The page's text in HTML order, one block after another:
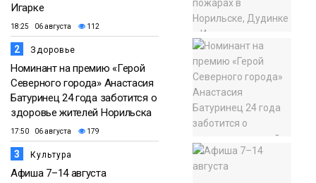
Игарке
18:25 06 августа 112
2 Здоровье
Номинант на премию «Герой
Северного города» Анастасия
Батуринец 24 года заботится о
здоровье жителей Норильска
17:50 06 августа 179
3 Культура
Афиша 7–14 августа